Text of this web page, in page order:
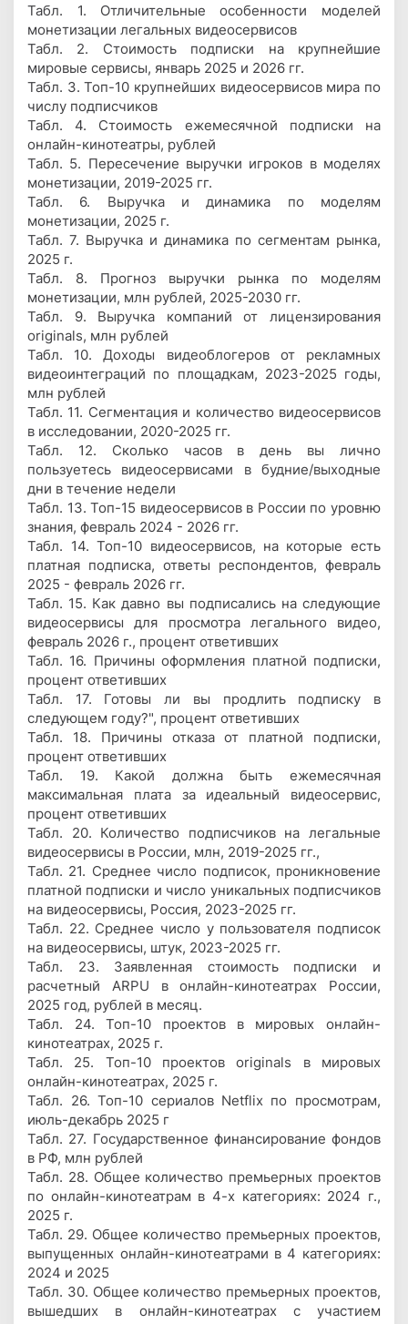
Табл. 1. Отличительные особенности моделей
монетизации легальных видеосервисов
Табл. 2. Стоимость подписки на крупнейшие
мировые сервисы, январь 2025 и 2026 гг.
Табл. 3. Топ-10 крупнейших видеосервисов мира по
числу подписчиков
Табл. 4. Стоимость ежемесячной подписки на
онлайн-кинотеатры, рублей
Табл. 5. Пересечение выручки игроков в моделях
монетизации, 2019-2025 гг.
Табл. 6. Выручка и динамика по моделям
монетизации, 2025 г.
Табл. 7. Выручка и динамика по сегментам рынка,
2025 г.
Табл. 8. Прогноз выручки рынка по моделям
монетизации, млн рублей, 2025-2030 гг.
Табл. 9. Выручка компаний от лицензирования
originals, млн рублей
Табл. 10. Доходы видеоблогеров от рекламных
видеоинтеграций по площадкам, 2023-2025 годы,
млн рублей
Табл. 11. Сегментация и количество видеосервисов
в исследовании, 2020-2025 гг.
Табл. 12. Сколько часов в день вы лично
пользуетесь видеосервисами в будние/выходные
дни в течение недели
Табл. 13. Топ-15 видеосервисов в России по уровню
знания, февраль 2024 - 2026 гг.
Табл. 14. Топ-10 видеосервисов, на которые есть
платная подписка, ответы респондентов, февраль
2025 - февраль 2026 гг.
Табл. 15. Как давно вы подписались на следующие
видеосервисы для просмотра легального видео,
февраль 2026 г., процент ответивших
Табл. 16. Причины оформления платной подписки,
процент ответивших
Табл. 17. Готовы ли вы продлить подписку в
следующем году?", процент ответивших
Табл. 18. Причины отказа от платной подписки,
процент ответивших
Табл. 19. Какой должна быть ежемесячная
максимальная плата за идеальный видеосервис,
процент ответивших
Табл. 20. Количество подписчиков на легальные
видеосервисы в России, млн, 2019-2025 гг.,
Табл. 21. Среднее число подписок, проникновение
платной подписки и число уникальных подписчиков
на видеосервисы, Россия, 2023-2025 гг.
Табл. 22. Среднее число у пользователя подписок
на видеосервисы, штук, 2023-2025 гг.
Табл. 23. Заявленная стоимость подписки и
расчетный ARPU в онлайн-кинотеатрах России,
2025 год, рублей в месяц.
Табл. 24. Топ-10 проектов в мировых онлайн-
кинотеатрах, 2025 г.
Табл. 25. Топ-10 проектов originals в мировых
онлайн-кинотеатрах, 2025 г.
Табл. 26. Топ-10 сериалов Netflix по просмотрам,
июль-декабрь 2025 г
Табл. 27. Государственное финансирование фондов
в РФ, млн рублей
Табл. 28. Общее количество премьерных проектов
по онлайн-кинотеатрам в 4-х категориях: 2024 г.,
2025 г.
Табл. 29. Общее количество премьерных проектов,
выпущенных онлайн-кинотеатрами в 4 категориях:
2024 и 2025
Табл. 30. Общее количество премьерных проектов,
вышедших в онлайн-кинотеатрах с участием